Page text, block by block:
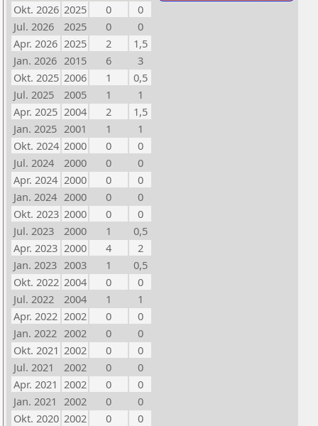
Okt. 2026 2025 0
0
Jul. 2026
2025 0
0
Apr. 2026 2025 2
1,5
Jan. 2026 2015 6
3
Okt. 2025 2006 1
0,5
Jul. 2025
2005 1
1
Apr. 2025 2004 2
1,5
Jan. 2025 2001 1
1
Okt. 2024 2000 0
0
Jul. 2024
2000 0
0
Apr. 2024 2000 0
0
Jan. 2024 2000 0
0
Okt. 2023 2000 0
0
Jul. 2023
2000 1
0,5
Apr. 2023 2000 4
2
Jan. 2023 2003 1
0,5
Okt. 2022 2004 0
0
Jul. 2022
2004 1
1
Apr. 2022 2002 0
0
Jan. 2022 2002 0
0
Okt. 2021 2002 0
0
Jul. 2021
2002 0
0
Apr. 2021 2002 0
0
Jan. 2021 2002 0
0
Okt. 2020 2002 0
0